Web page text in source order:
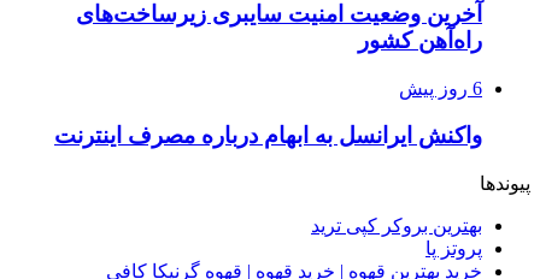
آخرین وضعیت امنیت سایبری زیرساخت‌های
راه‌آهن کشور
6 روز پیش
واکنش ایرانسل به ابهام درباره مصرف اینترنت
پیوندها
بهترین بروکر کپی ترید
پروتز پا
خرید بهترین قهوه | خرید قهوه | قهوه گرنیکا کافی